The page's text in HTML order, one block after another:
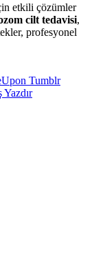
etkili çözümler
cilt tedavisi,
profesyonel
Tumblr
Yazdır